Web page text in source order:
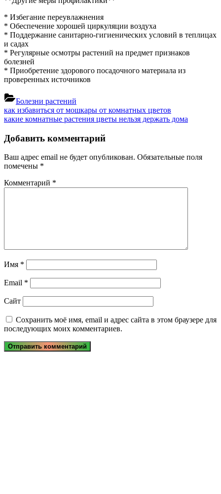
* Избегание переувлажнения
* Обеспечение хорошей циркуляции воздуха
* Поддержание санитарно-гигиенических условий в теплицах
и садах
* Регулярные осмотры растений на предмет признаков
болезней
* Приобретение здорового посадочного материала из
проверенных источников
Болезни растений
Навигация
по
записям
Previous
Post:
как избавиться от мошкары от комнатных цветов
Next
какие комнатные растения цветы нельзя держать дома
Добавить комментарий
Ваш адрес email не будет опубликован. Обязательные поля
помечены *
Комментарий *
Имя *
Email *
Сайт
Сохранить моё имя, email и адрес сайта в этом браузере для
последующих моих комментариев.